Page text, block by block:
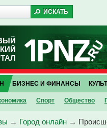
Спорт Общество
БИЗНЕС И ФИНАНСЫ
→ Город онлайн →